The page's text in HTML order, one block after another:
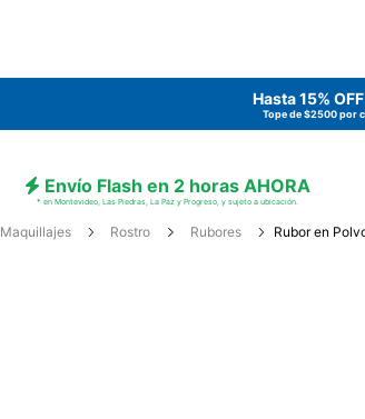
Hasta 15%
Tope de $2500 por
Envío Flash en 2 horas AHORA
* en Montevideo, Las Piedras, La Paz y Progreso, y sujeto a ubicación.
Maquillajes Rostro Rubores Rubor en